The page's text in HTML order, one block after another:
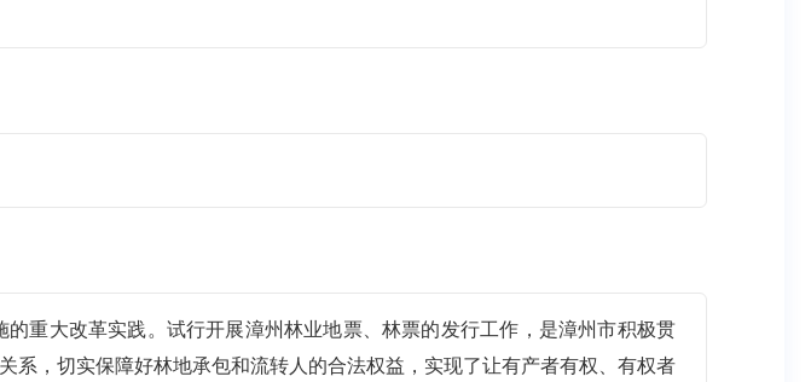
重大改革实践。试行开展漳州林业地票、林票的发行工作，是漳州市积极贯
系，切实保障好林地承包和流转人的合法权益，实现了让有产者有权、有权者